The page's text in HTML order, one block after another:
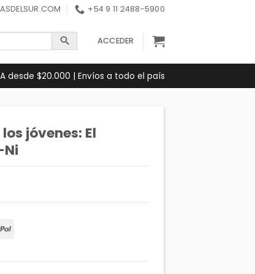
+54 9 11 2488-5900
ACCEDER
desde $20.000 | Envíos a todo el país
jóvenes: El
PayPal